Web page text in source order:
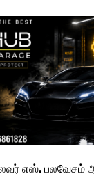
எஸ். பலவேசம்